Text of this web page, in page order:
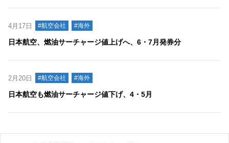
4月17日 #航空会社 #海外
日本航空、燃油サーチャージ値上げへ、6・7月発券分
2月20日 #航空会社 #海外
日本航空も燃油サーチャージ値下げ、4・5月